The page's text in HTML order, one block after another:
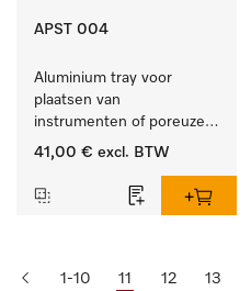
APST 004
Aluminium tray voor
plaatsen van
instrumenten of poreuze
goederen, groot.
41,00 € excl. BTW
1-10 11 12 13